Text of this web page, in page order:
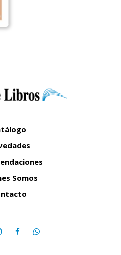
Somos